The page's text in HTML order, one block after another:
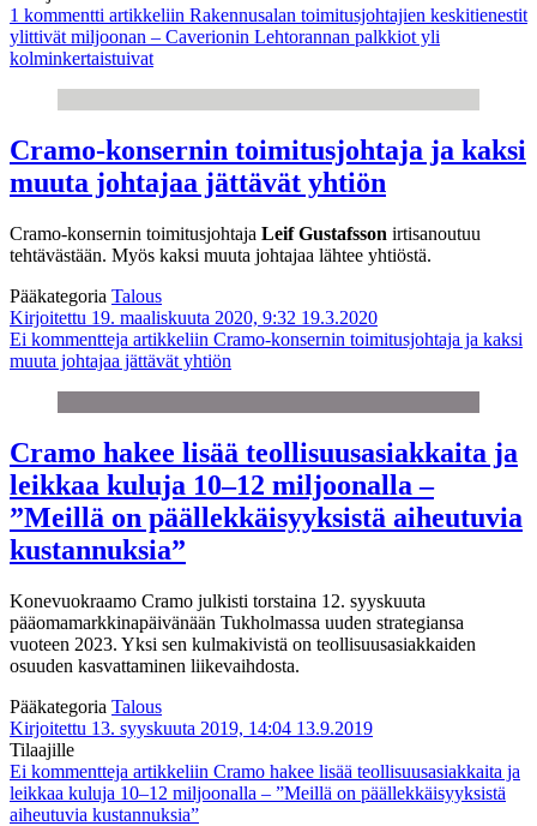
1 kommentti artikkeliin Rakennusalan toimitusjohtajien keskitienestit
ylittivät miljoonan – Caverionin Lehtorannan palkkiot yli
kolminkertaistuivat
Cramo-konsernin toimitusjohtaja ja kaksi
muuta johtajaa jättävät yhtiön
Cramo-konsernin toimitusjohtaja Leif Gustafsson irtisanoutuu
tehtävästään. Myös kaksi muuta johtajaa lähtee yhtiöstä.
Pääkategoria Talous
Kirjoitettu 19. maaliskuuta 2020, 9:32 19.3.2020
Ei kommentteja artikkeliin Cramo-konsernin toimitusjohtaja ja kaksi
muuta johtajaa jättävät yhtiön
Cramo hakee lisää teollisuusasiakkaita ja
leikkaa kuluja 10–12 miljoonalla –
”Meillä on päällekkäisyyksistä aiheutuvia
kustannuksia”
Konevuokraamo Cramo julkisti torstaina 12. syyskuuta
pääomamarkkinapäivänään Tukholmassa uuden strategiansa
vuoteen 2023. Yksi sen kulmakivistä on teollisuusasiakkaiden
osuuden kasvattaminen liikevaihdosta.
Pääkategoria Talous
Kirjoitettu 13. syyskuuta 2019, 14:04 13.9.2019
Tilaajille
Ei kommentteja artikkeliin Cramo hakee lisää teollisuusasiakkaita ja
leikkaa kuluja 10–12 miljoonalla – ”Meillä on päällekkäisyyksistä
aiheutuvia kustannuksia”